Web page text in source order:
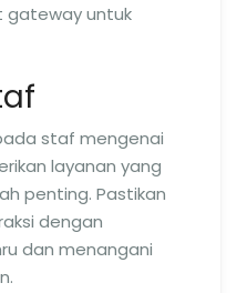
gateway untuk
staf mengenai
layanan yang
penting. Pastikan
dengan
dan menangani